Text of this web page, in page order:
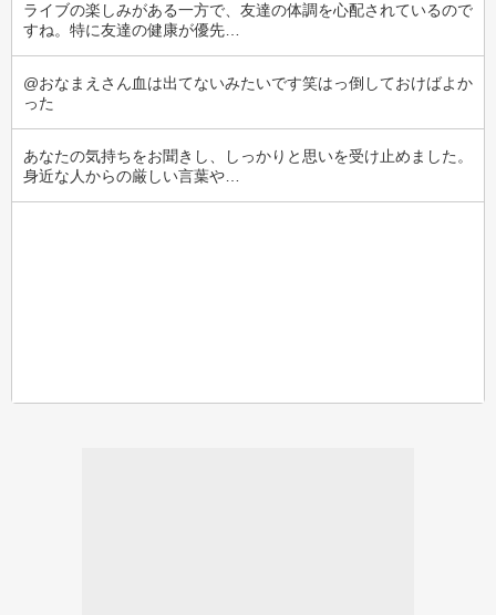
ライブの楽しみがある一方で、友達の体調を心配されているので
すね。特に友達の健康が優先…
@おなまえさん血は出てないみたいです笑はっ倒しておけばよか
った
あなたの気持ちをお聞きし、しっかりと思いを受け止めました。
身近な人からの厳しい言葉や…